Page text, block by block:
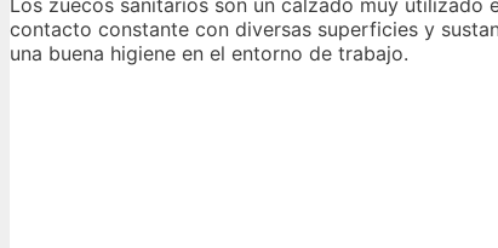
contacto constante con diversas superficies y
una buena higiene en el entorno de trabajo.